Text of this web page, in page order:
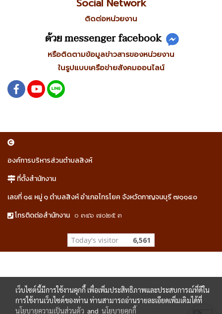
Social Network
ติดต่อหน่วยงาน
ด้วย messenger facebook
หรือติดตามข้อมูลข่าวสารของหน่วยงาน
ในรูปแบบเครือข่ายสังคมออนไลน์
องค์การบริหารส่วนตำบลสิงห์
ที่ตั้งสำนักงาน
เลขที่ ๑๕ หมู่ ๑ ตำบลสิงห์ อำเภอไทรโยค จังหวัดกาญจนบุรี ๗๑๑๕๐
โทรติดต่อสำนักงาน ๐ ๓๔๖ ๗๐๒๕ ๓
Today's visitor 6,561
เว็บไซต์นี้มีการใช้งานคุกกี้ เพื่อเพิ่มประสิทธิภาพและประสบการณ์ที่ดีใน
การใช้งานเว็บไซต์ของท่าน ท่านสามารถอ่านรายละเอียดเพิ่มเติมได้ที่
นโยบายความเป็นส่วนตัว and นโยบายคุกกี้